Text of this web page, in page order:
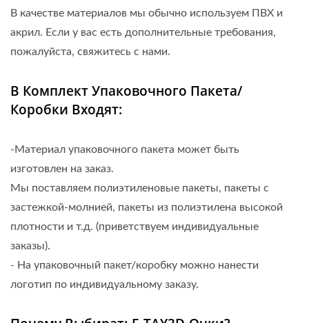
В качестве материалов мы обычно используем ПВХ и
акрил. Если у вас есть дополнительные требования,
пожалуйста, свяжитесь с нами.
В Комплект Упаковочного Пакета/
Коробки Входят:
-Материал упаковочного пакета может быть
изготовлен на заказ.
Мы поставляем полиэтиленовые пакеты, пакеты с
застежкой-молнией, пакеты из полиэтилена высокой
плотности и т.д. (приветствуем индивидуальные
заказы).
- На упаковочный пакет/коробку можно нанести
логотип по индивидуальному заказу.